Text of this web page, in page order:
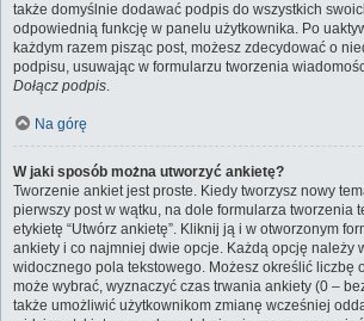
także domyślnie dodawać podpis do wszystkich
odpowiednią funkcję w panelu użytkownika. Po
każdym razem pisząc post, możesz zdecydować o
podpisu, usuwając w formularzu tworzenia
Dołącz podpis.
Na górę
W jaki sposób można utworzyć ankietę?
Tworzenie ankiet jest proste. Kiedy tworzysz nowy
pierwszy post w wątku, na dole formularza tworzenia
etykietę “Utwórz ankietę”. Kliknij ją i w otworzonym
ankiety i co najmniej dwie opcje. Każdą opcję należy
widocznego pola tekstowego. Możesz określić liczbę
może wybrać, wyznaczyć czas trwania ankiety (0 –
także umożliwić użytkownikom zmianę wcześniej